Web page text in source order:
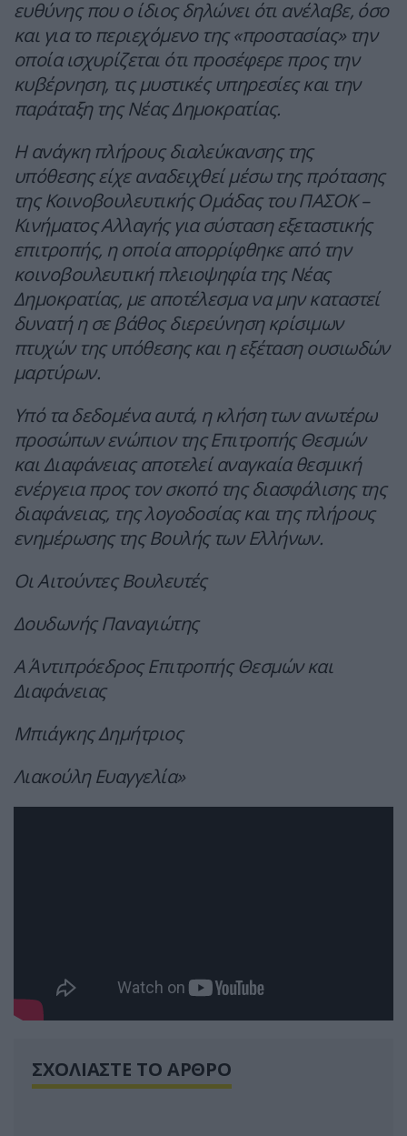
ευθύνης που ο ίδιος δηλώνει ότι ανέλαβε, όσο
και για το περιεχόμενο της «προστασίας» την
οποία ισχυρίζεται ότι προσέφερε προς την
κυβέρνηση, τις μυστικές υπηρεσίες και την
παράταξη της Νέας Δημοκρατίας.
Η ανάγκη πλήρους διαλεύκανσης της
υπόθεσης είχε αναδειχθεί μέσω της πρότασης
της Κοινοβουλευτικής Ομάδας του ΠΑΣΟΚ –
Κινήματος Αλλαγής για σύσταση εξεταστικής
επιτροπής, η οποία απορρίφθηκε από την
κοινοβουλευτική πλειοψηφία της Νέας
Δημοκρατίας, με αποτέλεσμα να μην καταστεί
δυνατή η σε βάθος διερεύνηση κρίσιμων
πτυχών της υπόθεσης και η εξέταση ουσιωδών
μαρτύρων.
Υπό τα δεδομένα αυτά, η κλήση των ανωτέρω
προσώπων ενώπιον της Επιτροπής Θεσμών
και Διαφάνειας αποτελεί αναγκαία θεσμική
ενέργεια προς τον σκοπό της διασφάλισης της
διαφάνειας, της λογοδοσίας και της πλήρους
ενημέρωσης της Βουλής των Ελλήνων.
Οι Αιτούντες Βουλευτές
Δουδωνής Παναγιώτης
Α΄ Αντιπρόεδρος Επιτροπής Θεσμών και
Διαφάνειας
Μπιάγκης Δημήτριος
Λιακούλη Ευαγγελία»
ΣΧΟΛΙΑΣΤΕ ΤΟ ΑΡΘΡΟ